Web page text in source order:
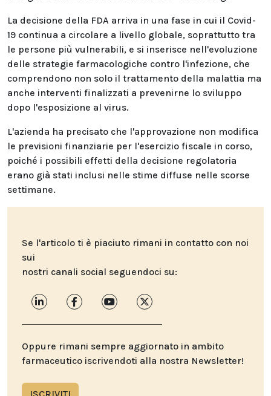
La decisione della FDA arriva in una fase in cui il Covid-
19 continua a circolare a livello globale, soprattutto tra
le persone più vulnerabili, e si inserisce nell'evoluzione
delle strategie farmacologiche contro l'infezione, che
comprendono non solo il trattamento della malattia ma
anche interventi finalizzati a prevenirne lo sviluppo
dopo l'esposizione al virus.
L'azienda ha precisato che l'approvazione non modifica
le previsioni finanziarie per l'esercizio fiscale in corso,
poiché i possibili effetti della decisione regolatoria
erano già stati inclusi nelle stime diffuse nelle scorse
settimane.
Se l'articolo ti è piaciuto rimani in contatto con noi
sui
nostri canali social seguendoci su:
Oppure rimani sempre aggiornato in ambito
farmaceutico iscrivendoti alla nostra Newsletter!